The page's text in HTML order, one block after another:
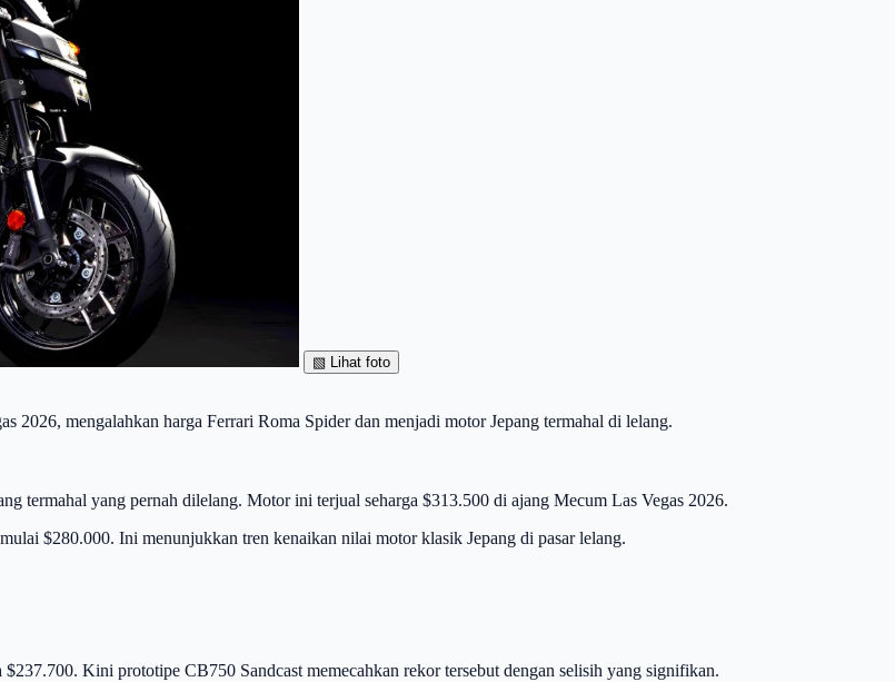
▧ Lihat foto
2026, mengalahkan harga Ferrari Roma Spider dan menjadi motor Jepang termahal di lelang.
termahal yang pernah dilelang. Motor ini terjual seharga $313.500 di ajang Mecum Las Vegas 2026.
$280.000. Ini menunjukkan tren kenaikan nilai motor klasik Jepang di pasar lelang.
Kini prototipe CB750 Sandcast memecahkan rekor tersebut dengan selisih yang signifikan.